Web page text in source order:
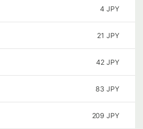
4 JPY
21 JPY
42 JPY
83 JPY
209 JPY